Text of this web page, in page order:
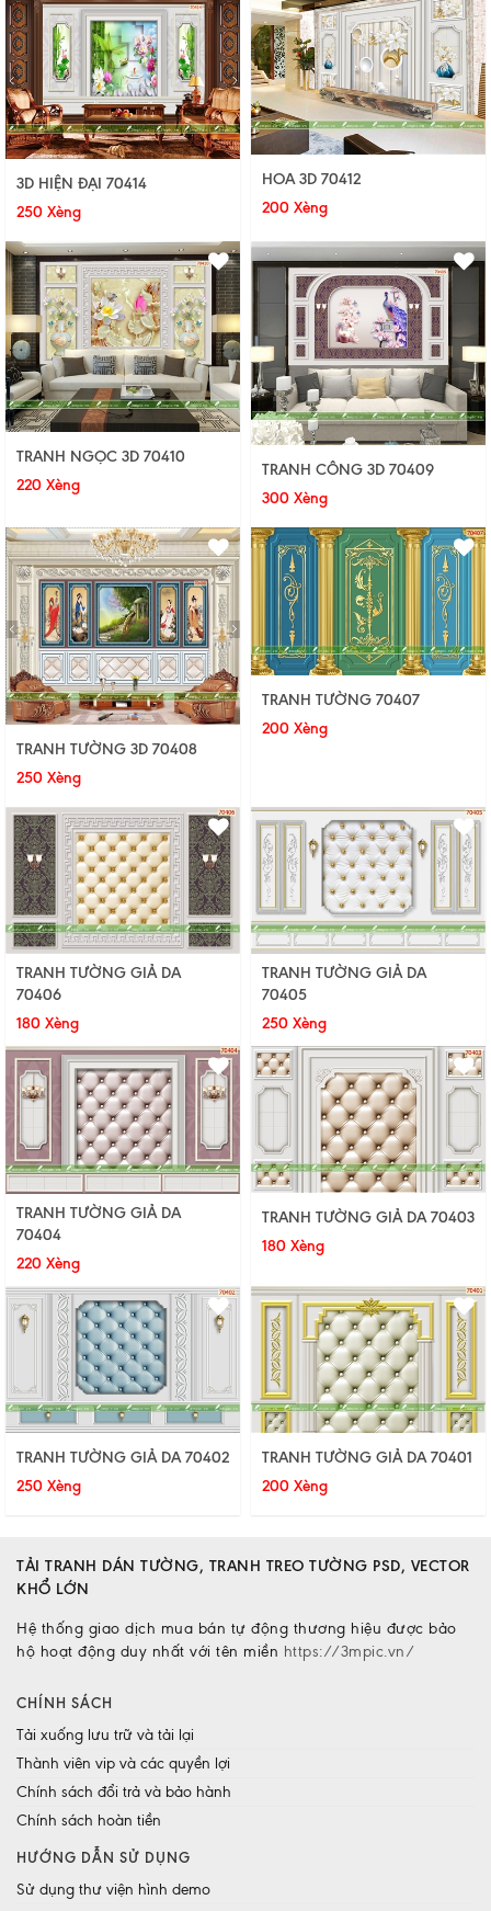
3D HIỆN ĐẠI 70414
250 Xèng
HOA 3D 70412
200 Xèng
TRANH NGỌC 3D 70410
220 Xèng
TRANH CÔNG 3D 70409
300 Xèng
TRANH TƯỜNG 3D 70408
250 Xèng
TRANH TƯỜNG 70407
200 Xèng
TRANH TƯỜNG GIẢ DA
70406
180 Xèng
TRANH TƯỜNG GIẢ DA
70405
250 Xèng
TRANH TƯỜNG GIẢ DA
70404
220 Xèng
TRANH TƯỜNG GIẢ DA 70403
180 Xèng
TRANH TƯỜNG GIẢ DA 70402
250 Xèng
TRANH TƯỜNG GIẢ DA 70401
200 Xèng
TẢI TRANH DÁN TƯỜNG, TRANH TREO TƯỜNG PSD, VECTOR
KHỔ LỚN
Hệ thống giao dịch mua bán tự động thương hiệu được bảo
hộ hoạt động duy nhất với tên miền https://3mpic.vn/
CHÍNH SÁCH
Tải xuống lưu trữ và tải lại
Thành viên vip và các quyền lợi
Chính sách đổi trả và bảo hành
Chính sách hoàn tiền
HƯỚNG DẪN SỬ DỤNG
Sử dụng thư viện hình demo